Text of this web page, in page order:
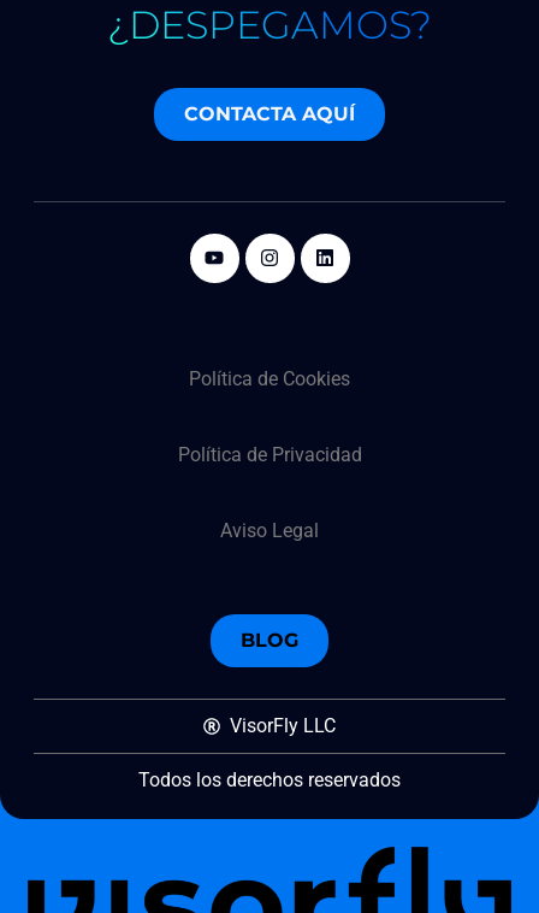
¿DESPEGAMOS?
CONTACTA AQUÍ
Política de Cookies
Política de Privacidad
Aviso Legal
BLOG
VisorFly LLC
Todos los derechos reservados